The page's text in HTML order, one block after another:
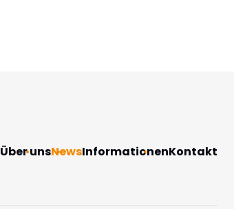
Navigation
Über unsNewsInformationenKontakt